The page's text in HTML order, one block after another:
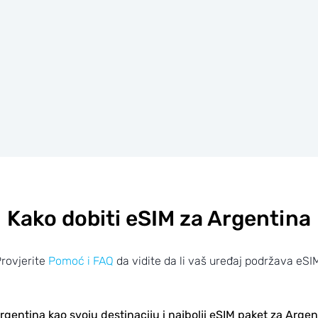
Kako dobiti eSIM za Argentina
Pomoć i FAQ da vidite da li vaš uređaj podržava
kao svoju destinaciju i najbolji eSIM paket za